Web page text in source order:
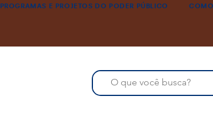
PROGRAMAS E PROJETOS DO PODER PÚBLICO